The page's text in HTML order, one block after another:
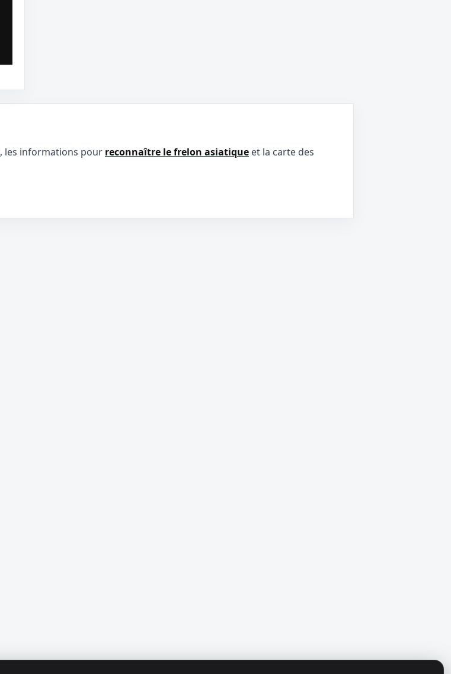
, les informations pour reconnaître le frelon asiatique et la carte des